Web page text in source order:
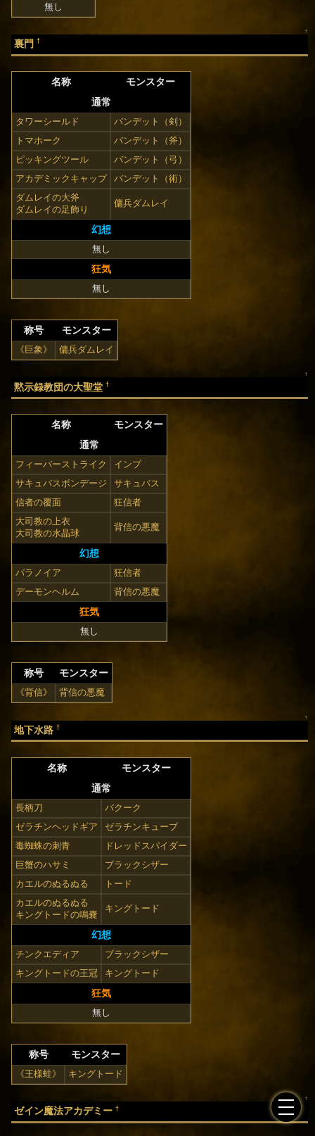
無し
↑
裏門 †
名称
モンスター
通常
タワーシールド
バンデット（剣）
トマホーク
バンデット（斧）
ピッキングツール
バンデット（弓）
アカデミックキャップ
バンデット（術）
ダムレイの大斧
ダムレイの足飾り
傭兵ダムレイ
幻想
無し
狂気
無し
称号 モンスター
《巨象》 傭兵ダムレイ
↑
黙示録教団の大聖堂 †
名称
モンスター
通常
フィーバーストライク
インプ
サキュバスボンデージ
サキュバス
信者の覆面
狂信者
大司教の上衣
大司教の水晶球
背信の悪魔
幻想
パラノイア
狂信者
デーモンヘルム
背信の悪魔
狂気
無し
称号 モンスター
《背信》 背信の悪魔
↑
地下水路 †
名称
モンスター
通常
長柄刀
バクーク
ゼラチンヘッドギア
ゼラチンキューブ
毒蜘蛛の刺青
ドレッドスパイダー
巨蟹のハサミ
ブラックシザー
カエルのぬるぬる
トード
カエルのぬるぬる
キングトードの鳴嚢
キングトード
幻想
チンクエディア
ブラックシザー
キングトードの王冠
キングトード
狂気
無し
称号 モンスター
《王様蛙》 キングトード
↑
ゼイン魔法アカデミー †